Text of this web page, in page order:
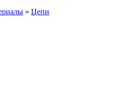
» Цепи